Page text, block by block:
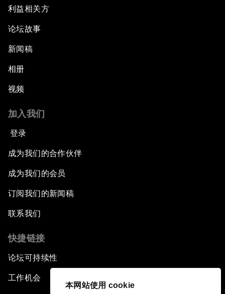
本网站使用 cookie
利益相关方
论坛故事
新闻稿
相册
视频
加入我们
登录
成为我们的合作伙伴
成为我们的会员
订阅我们的新闻稿
联系我们
快捷链接
论坛可持续性
工作机会